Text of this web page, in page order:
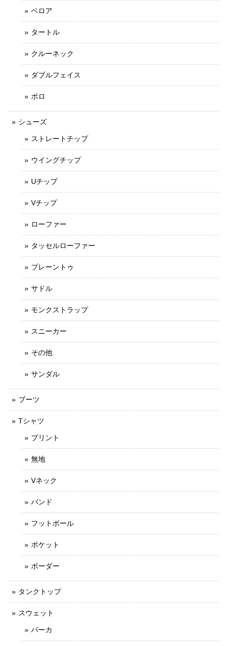
ベロア
タートル
クルーネック
ダブルフェイス
ポロ
シューズ
ストレートチップ
ウイングチップ
Uチップ
Vチップ
ローファー
タッセルローファー
プレーントゥ
サドル
モンクストラップ
スニーカー
その他
サンダル
ブーツ
Tシャツ
プリント
無地
Vネック
バンド
フットボール
ポケット
ボーダー
タンクトップ
スウェット
パーカ